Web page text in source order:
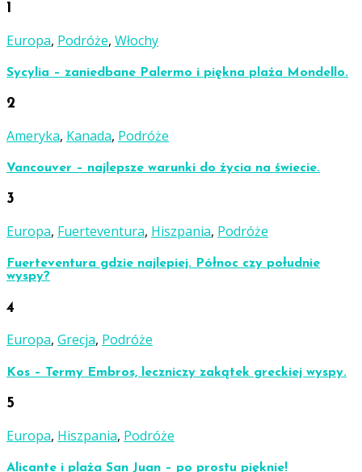
1
Europa, Podróże, Włochy
Sycylia – zaniedbane Palermo i piękna plaża Mondello.
2
Ameryka, Kanada, Podróże
Vancouver – najlepsze warunki do życia na świecie.
3
Europa, Fuerteventura, Hiszpania, Podróże
Fuerteventura gdzie najlepiej. Północ czy południe
wyspy?
4
Europa, Grecja, Podróże
Kos – Termy Embros, leczniczy zakątek greckiej wyspy.
5
Europa, Hiszpania, Podróże
Alicante i plaża San Juan – po prostu pięknie!